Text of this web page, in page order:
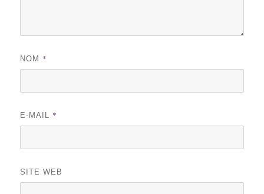
NOM *
E-MAIL *
SITE WEB